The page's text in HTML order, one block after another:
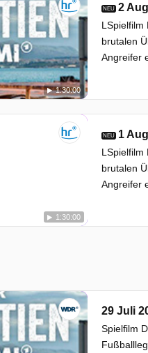
1:30:00
NEU 2
LSpielfilm
brutalen
Angreifer
1:30:00
NEU 1
LSpielfilm
brutalen
Angreifer
29 Juli
Spielfilm